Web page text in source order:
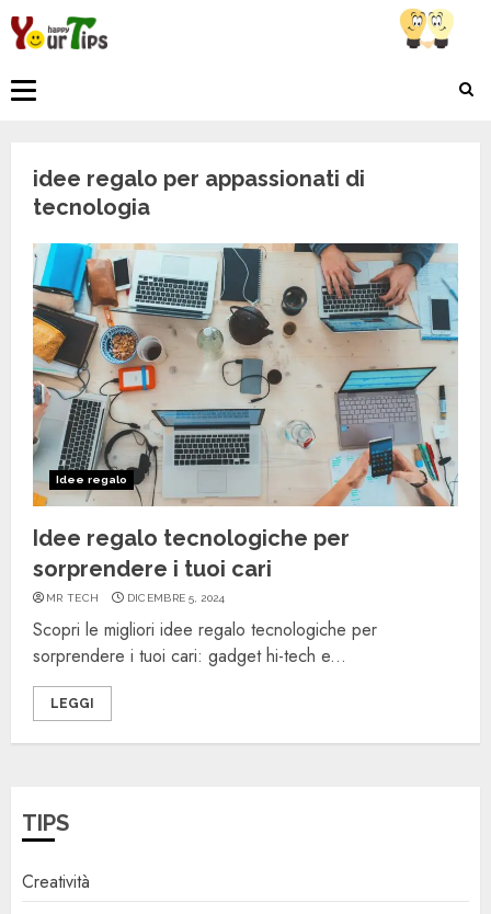
Skip
to
Primary
idee regalo per appassionati di
tecnologia
Idee regalo
Idee regalo tecnologiche per
sorprendere i tuoi cari
MR TECH DICEMBRE 5, 2024
Scopri le migliori idee regalo tecnologiche per
sorprendere i tuoi cari: gadget hi-tech e...
LEGGI
TIPS
Creatività